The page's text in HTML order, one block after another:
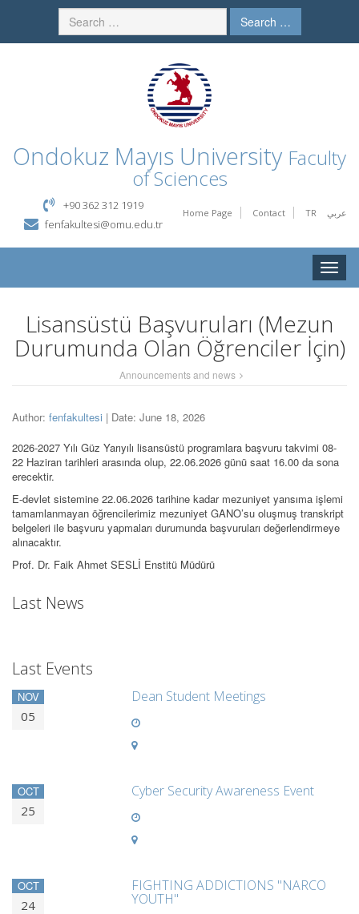
Search …
Ondokuz Mayıs University Faculty
of Sciences
Home Page Contact TR عربي
+90 362 312 1919
fenfakultesi@omu.edu.tr
Toggle
Lisansüstü Başvuruları (Mezun
Durumunda Olan Öğrenciler İçin)
Announcements and news
Author: fenfakultesi | Date: June 18, 2026
2026-2027 Yılı Güz Yarıyılı lisansüstü programlara başvuru takvimi 08-
22 Haziran tarihleri arasında olup, 22.06.2026 günü saat 16.00 da sona
erecektir.
E-devlet sistemine 22.06.2026 tarihine kadar mezuniyet yansıma işlemi
tamamlanmayan öğrencilerimiz mezuniyet GANO’su oluşmuş transkript
belgeleri ile başvuru yapmaları durumunda başvuruları değerlendirmeye
alınacaktır.
Prof. Dr. Faik Ahmet SESLİ Enstitü Müdürü
Last News
Last Events
NOV
05
Dean Student Meetings
OCT
25
Cyber Security Awareness Event
OCT
24
FIGHTING ADDICTIONS "NARCO
YOUTH"